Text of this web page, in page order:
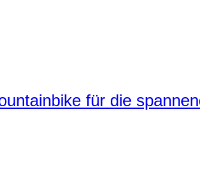
für die